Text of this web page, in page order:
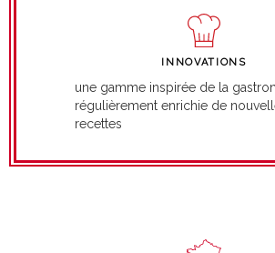
INNOVATIONS
une gamme inspirée de la
régulièrement enrichie de
recettes